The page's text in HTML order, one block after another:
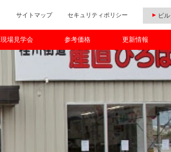
サイトマップ セキュリティポリシー ビ
現場見学会 参考価格 更新情報